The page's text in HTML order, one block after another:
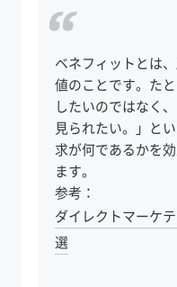
ベネフィットとは
値のことです。た
したいのではなく
見られたい。」と
求が何であるかを
ます。
参考：
ダイレクトマーケ
選